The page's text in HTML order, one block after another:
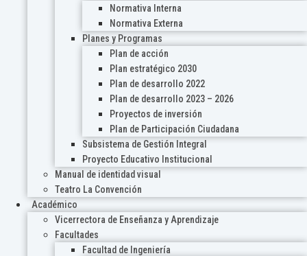
Normativa Interna
Normativa Externa
Planes y Programas
Plan de acción
Plan estratégico 2030
Plan de desarrollo 2022
Plan de desarrollo 2023 – 2026
Proyectos de inversión
Plan de Participación Ciudadana
Subsistema de Gestión Integral
Proyecto Educativo Institucional
Manual de identidad visual
Teatro La Convención
Académico
Vicerrectora de Enseñanza y Aprendizaje
Facultades
Facultad de Ingeniería